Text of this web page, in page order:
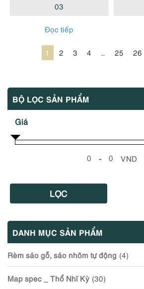
03
Đọc tiếp
1 2 3 4 … 25 26
BỘ LỌC SẢN PHẨM
Giá
Minimum
- VND
LỌC
DANH MỤC SẢN PHẨM
Rèm sáo gỗ, sáo nhôm tự động (4)
Map spec _ Thổ Nhĩ Kỳ (30)